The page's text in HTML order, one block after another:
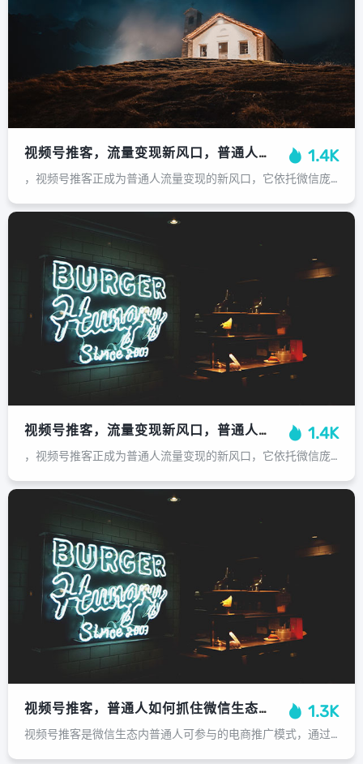
视频号推客，流量变现新风口，普通人也能抓住的财富密码，视频号推客，普通人也能抓住的流量变现新风口 1.4K
，视频号推客正成为普通人流量变现的新风口，它依托微信庞大的用户基础，通过分享商品链接或内容，利用社交关系链实现高效传播与转化，其核心优势在于门槛低、操作灵活，无需自创内容或囤货，普通人也能轻松上手，用户只需将优质商品或内容分...
视频号推客，流量变现新风口，普通人也能抓住的财富密码，视频号推客，普通人也能抓住的流量变现新风口 1.4K
，视频号推客正成为普通人流量变现的新风口，它依托微信庞大的社交生态，通过分享商品链接，利用私域流量和社群裂变实现销售转化，其核心优势在于门槛低、操作简单，无需囤货和制作复杂内容，普通人也能轻松上手，用户只需将精选的优质商品分...
视频号推客，普通人如何抓住微信生态的新淘金潮？普通人如何抓住视频号推客的微信新淘金潮 1.3K
视频号推客是微信生态内普通人可参与的电商推广模式，通过分享视频号带货链接赚取佣金，其核心优势在于依托微信社交关系链，利用私域流量实现低门槛创业，普通人入局需先开通视频号并完成推客资质认证，随后可挑选联盟商品进行推广，关键在于...